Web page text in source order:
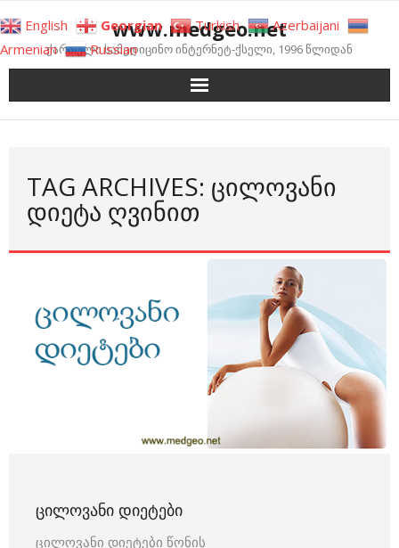
to
content
www.medgeo.net
ქართული სამედიცინო ინტერნეტ-ქსელი, 1996 წლიდან
TAG ARCHIVES: ᲪᲘᲚᲝᲕᲐᲜᲘ
ᲓᲘᲔᲢᲐ ᲦᲕᲘᲜᲘᲗ
ᲪᲘᲚᲝᲕᲐᲜᲘ ᲓᲘᲔᲢᲔᲑᲘ
ცილოვანი დიეტები წონის
English Georgian Turkish
Azerbaijani
Armenian
Russian